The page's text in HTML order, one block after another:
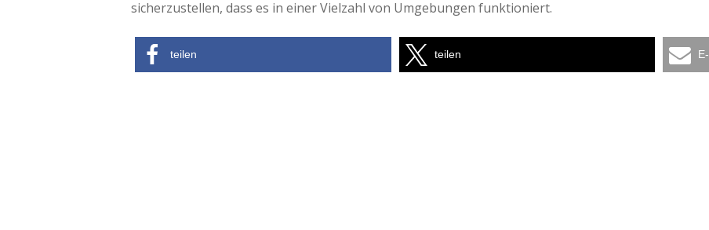
sicherzustellen, dass es in einer Vielzahl von Umgebungen funktioniert.
teilen teilen